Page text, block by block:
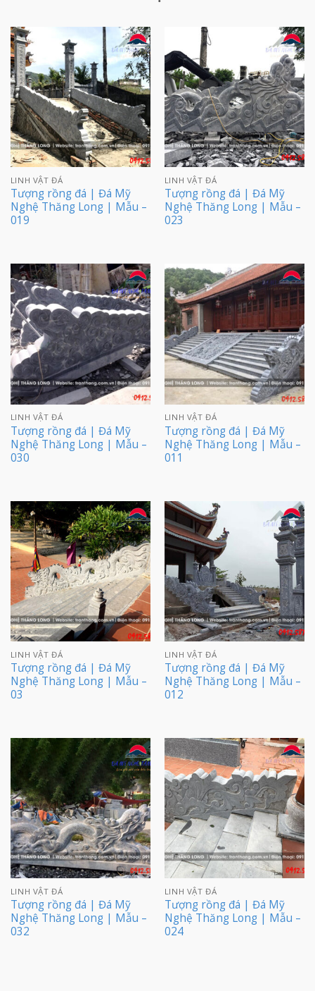
LINH VẬT ĐÁ
Tượng rồng đá | Đá Mỹ
Nghệ Thăng Long | Mẫu –
019
LINH VẬT ĐÁ
Tượng rồng đá | Đá Mỹ
Nghệ Thăng Long | Mẫu –
023
LINH VẬT ĐÁ
Tượng rồng đá | Đá Mỹ
Nghệ Thăng Long | Mẫu –
030
LINH VẬT ĐÁ
Tượng rồng đá | Đá Mỹ
Nghệ Thăng Long | Mẫu –
011
LINH VẬT ĐÁ
Tượng rồng đá | Đá Mỹ
Nghệ Thăng Long | Mẫu –
03
LINH VẬT ĐÁ
Tượng rồng đá | Đá Mỹ
Nghệ Thăng Long | Mẫu –
012
LINH VẬT ĐÁ
Tượng rồng đá | Đá Mỹ
Nghệ Thăng Long | Mẫu –
032
LINH VẬT ĐÁ
Tượng rồng đá | Đá Mỹ
Nghệ Thăng Long | Mẫu –
024